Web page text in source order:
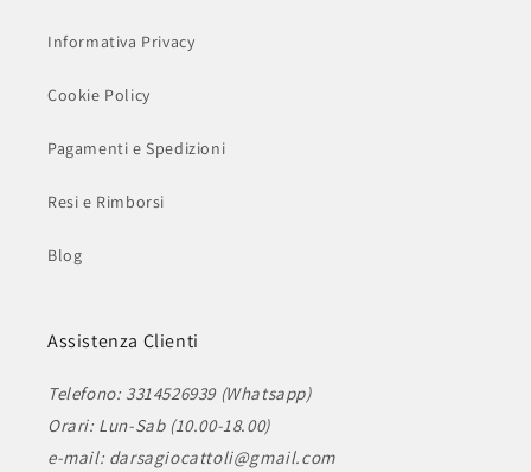
Informativa Privacy
Cookie Policy
Pagamenti e Spedizioni
Resi e Rimborsi
Blog
Assistenza Clienti
Telefono: 3314526939 (Whatsapp)
Orari: Lun-Sab (10.00-18.00)
e-mail: darsagiocattoli@gmail.com